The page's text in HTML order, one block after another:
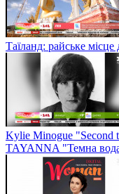
Таїланд: райське
Kylie Minogue "Second
TAYANNA "Темна